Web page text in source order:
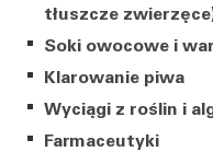
tłuszcze
Soki owocowe i
Klarowanie piwa
Wyciągi z roślin i
Farmaceutyki